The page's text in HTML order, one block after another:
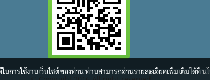
ารใช้งานเว็บไซต์ของท่าน ท่านสามารถอ่านรายละเอียดเพิ่มเติมได้ที่น